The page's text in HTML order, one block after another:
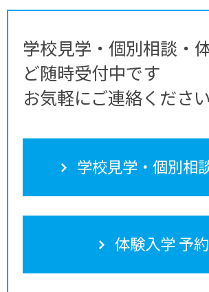
学校見学・個別相談・
ど随時受付中です
お気軽にご連絡ください
学校見学・個別相
体験入学 予約